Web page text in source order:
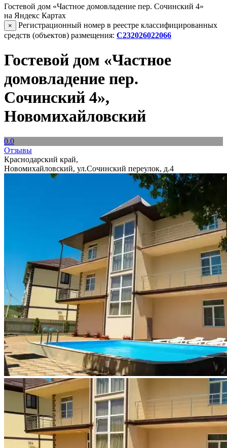
Гостевой дом «Частное домовладение пер. Сочинский 4»
на Яндекс Картах
×
Регистрационный номер в реестре классифицированных
средств (объектов) размещения: С232026022066
Гостевой дом «Частное
домовладение пер.
Сочинский 4»,
Новомихайловский
0.0
Отзывы
Краснодарский край,
Новомихайловский, ул.Сочинский переулок, д.4